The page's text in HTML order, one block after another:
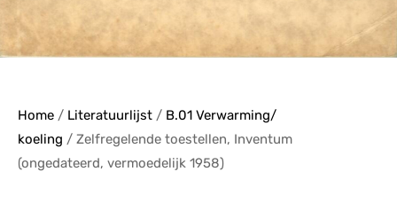
Home / Literatuurlijst / B.01 Verwarming/
koeling / Zelfregelende toestellen, Inventum
(ongedateerd, vermoedelijk 1958)